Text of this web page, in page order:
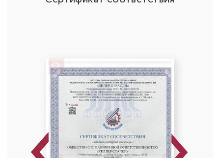
Специальность: анестезиология
Стаж работы: 20 лет
Previous Next